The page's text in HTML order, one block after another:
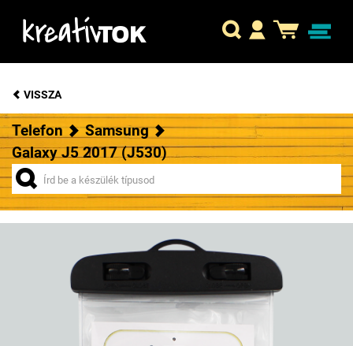
VISSZA
Telefon
Samsung
Galaxy J5 2017 (J530)